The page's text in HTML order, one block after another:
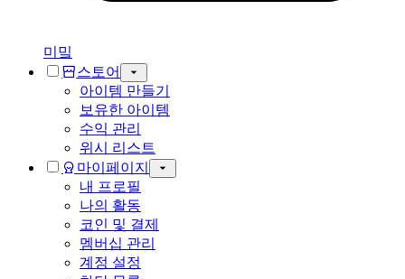
미밐
스토어
아이템 만들기
보유한 아이템
수익 관리
위시 리스트
마이페이지
내 프로필
나의 활동
코인 및 결제
멤버십 관리
계정 설정